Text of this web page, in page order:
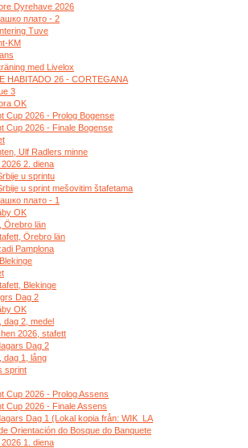
Dyrehave 2026
плато - 2
Tuve
KM
med Livelox
HABITADO 26 - CORTEGANA
3
OK
Cup 2026 - Prolog Bogense
Cup 2026 - Finale Bogense
Ulf Radlers minne
2. diena
u sprintu
u sprint mešovitim štafetama
плато - 1
OK
Örebro län
Örebro län
Pamplona
Blekinge
Dag 2
OK
dag 2, medel
2026, stafett
Dag 2
dag 1, lång
sprint
Cup 2026 - Prolog Assens
Cup 2026 - Finale Assens
Dag 1 (Lokal kopia från: WIK_LA
Orientación do Bosque do Banquete
1. diena